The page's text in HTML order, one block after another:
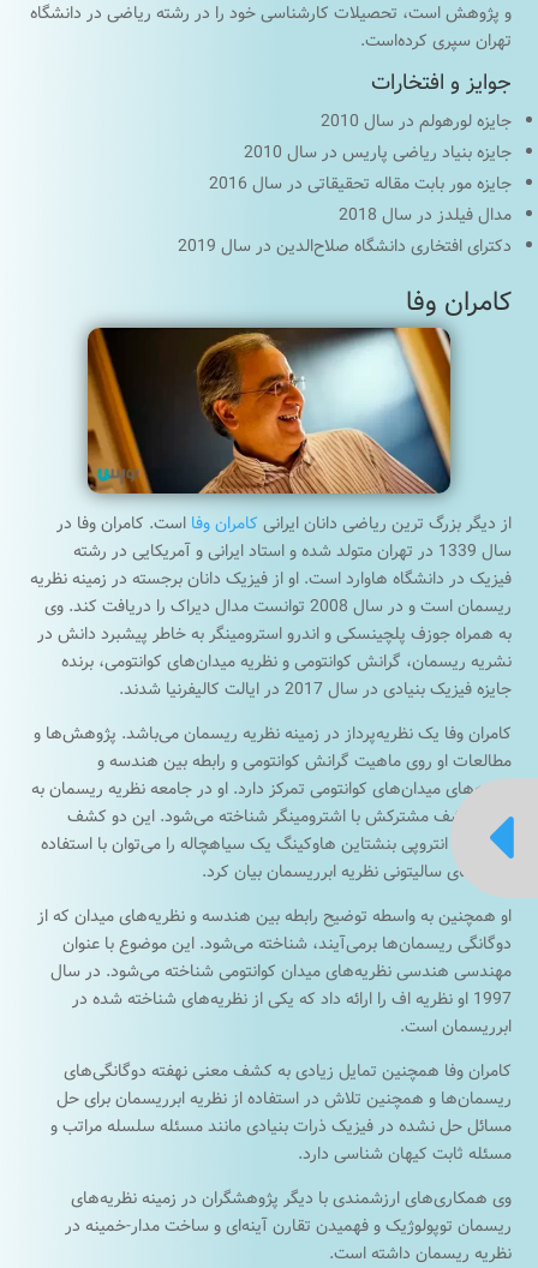
و پژوهش است، تحصیلات کارشناسی خود را در رشته ریاضی در دانشگاه
تهران سپری کرده‌است.
جوایز و افتخارات
جایزه لورهولم در سال 2010
جایزه بنیاد ریاضی پاریس در سال 2010
جایزه مور بابت مقاله تحقیقاتی در سال 2016
مدال فیلدز در سال 2018
دکترای افتخاری دانشگاه صلاح‌الدین در سال 2019
کامران وفا
از دیگر بزرگ ترین ریاضی دانان ایرانی کامران وفا است. کامران وفا در
سال 1339 در تهران متولد شده و استاد ایرانی و آمریکایی در رشته
فیزیک در دانشگاه هاوارد است. او از فیزیک دانان برجسته در زمینه نظریه
ریسمان است و در سال 2008 توانست مدال دیراک را دریافت کند. وی
به همراه جوزف پلچینسکی و اندرو استرومینگر به خاطر پیشبرد دانش در
نشریه ریسمان، گرانش کوانتومی و نظریه میدان‌های کوانتومی، برنده
جایزه فیزیک بنیادی در سال 2017 در ایالت کالیفرنیا شدند.
کامران وفا یک نظریه‌پرداز در زمینه نظریه ریسمان می‌باشد. پژوهش‌ها و
مطالعات او روی ماهیت گرانش کوانتومی و رابطه بین هندسه و
نظریه‌های میدان‌های کوانتومی تمرکز دارد. او در جامعه نظریه ریسمان به
خاطر کشف مشترکش با اشترومینگر شناخته می‌شود. این دو کشف
کردند که انتروپی بنشتاین هاوکینگ یک سیاهچاله را می‌توان با استفاده
حالت‌های سالیتونی نظریه ابرریسمان بیان کرد.
او همچنین به واسطه توضیح رابطه بین هندسه و نظریه‌های میدان که از
دوگانگی ریسما‌ن‌ها برمی‌آیند، شناخته می‌شود. این موضوع با عنوان
مهندسی هندسی نظریه‌های میدان کوانتومی شناخته می‌شود. در سال
1997 او نظریه اف را ارائه داد که یکی از نظریه‌های شناخته شده در
ابرریسمان است.
کامران وفا همچنین تمایل زیادی به کشف معنی نهفته دوگانگی‌های
ریسمان‌ها و همچنین تلاش در استفاده از نظریه ابرریسمان برای حل
مسائل حل نشده در فیزیک ذرات بنیادی مانند مسئله سلسله مراتب و
مسئله ثابت کیهان شناسی دارد.
وی همکاری‌های ارزشمندی با دیگر پژوهشگران در زمینه نظریه‌های
ریسمان توپولوژیک و فهمیدن تقارن آینه‌ای و ساخت مدار-خمینه در
نظریه ریسمان داشته است.
